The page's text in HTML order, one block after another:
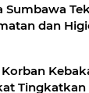
Sumbawa
dan